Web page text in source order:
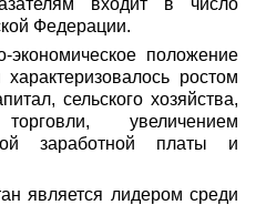
входит в число
Федерации.
экономическое положение
ростом
сельского хозяйства,
увеличением
заработной платы и
является лидером среди